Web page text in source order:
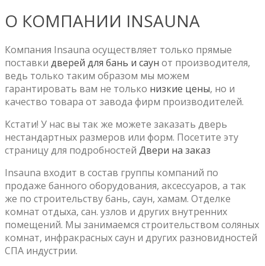
О КОМПАНИИ INSAUNA
Компания Insauna осуществляет только прямые
поставки дверей для бань и саун от производителя,
ведь только таким образом мы можем
гарантировать вам не только низкие цены, но и
качество товара от завода фирм производителей.
Кстати! У нас вы так же можете заказать дверь
нестандартных размеров или форм. Посетите эту
страницу для подробностей Двери на заказ
Insauna входит в состав группы компаний по
продаже банного оборудования, аксессуаров, а так
же по строительству бань, саун, хамам. Отделке
комнат отдыха, сан. узлов и других внутренних
помещений. Мы занимаемся строительством соляных
комнат, инфракрасных саун и других разновидностей
СПА индустрии.